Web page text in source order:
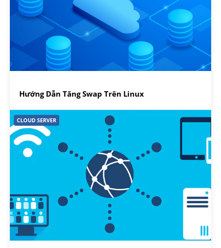
Hướng Dẫn Tăng Swap Trên Linux
CLOUD SERVER